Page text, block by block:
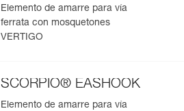
Elemento de amarre para vía
ferrata con mosquetones
VERTIGO
SCORPIO® EASHOOK
Elemento de amarre para vía